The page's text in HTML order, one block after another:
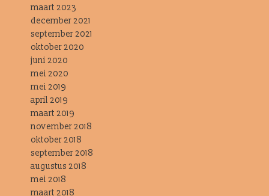
maart 2023
december 2021
september 2021
oktober 2020
juni 2020
mei 2020
mei 2019
april 2019
maart 2019
november 2018
oktober 2018
september 2018
augustus 2018
mei 2018
maart 2018